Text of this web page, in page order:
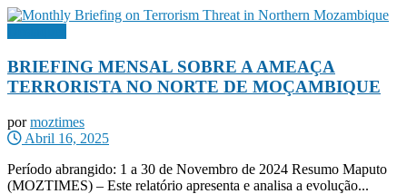
BRIEFING MENSAL SOBRE A AMEAÇA
TERRORISTA NO NORTE DE MOÇAMBIQUE
por moztimes
Abril 16, 2025
Período abrangido: 1 a 30 de Novembro de 2024 Resumo Maputo
(MOZTIMES) – Este relatório apresenta e analisa a evolução...